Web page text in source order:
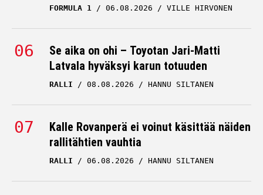
FORMULA 1 06.08.2026 VILLE HIRVONEN
Se aika on ohi – Toyotan Jari-Matti
Latvala hyväksyi karun totuuden
RALLI 08.08.2026 HANNU SILTANEN
Kalle Rovanperä ei voinut käsittää näiden
rallitähtien vauhtia
RALLI 06.08.2026 HANNU SILTANEN